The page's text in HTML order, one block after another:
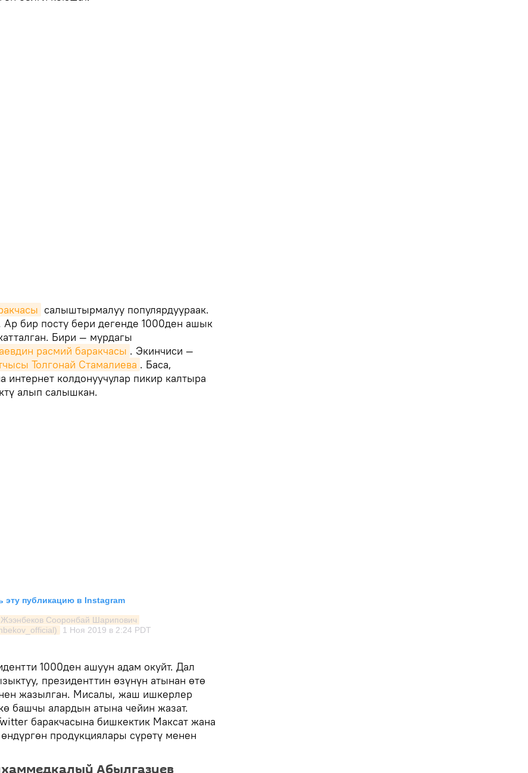
салыштырмалуу популярдуураак.
Ар бир посту бери дегенде 1000ден ашык
Бири — мурдагы
расмий баракчасы . Экинчиси —
Толгонай Стамалиева . Баса,
интернет колдонуучулар пикир калтыра
алып салышкан.
эту публикацию в Instagram
Жээнбеков Сооронбай Шарипович
1 Ноя 2019 в 2:24 PDT
1000ден ашуун адам окуйт. Дал
президенттин өзүнүн атынан өтө
жазылган. Мисалы, жаш ишкерлер
башчы алардын атына чейин жазат.
баракчасына бишкектик Максат жана
продукциялары сүрөтү менен